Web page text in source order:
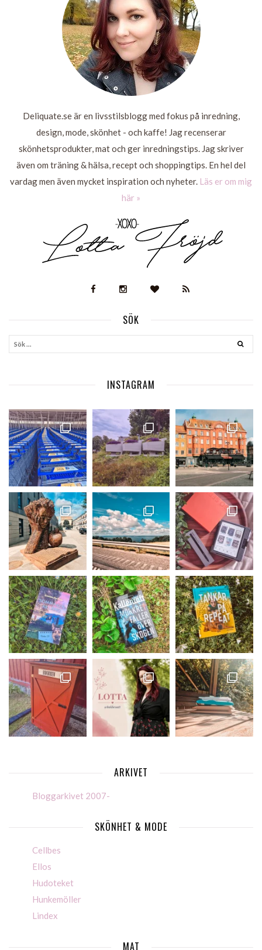
Deliquate.se är en livsstilsblogg med fokus på inredning,
design, mode, skönhet - och kaffe! Jag recenserar
skönhetsprodukter, mat och ger inredningstips. Jag skriver
även om träning & hälsa, recept och shoppingtips. En hel del
vardag men även mycket inspiration och nyheter. Läs er om mig
här »
SÖK
INSTAGRAM
ARKIVET
Bloggarkivet 2007-
SKÖNHET & MODE
Cellbes
Ellos
Hudoteket
Hunkemöller
Lindex
MAT